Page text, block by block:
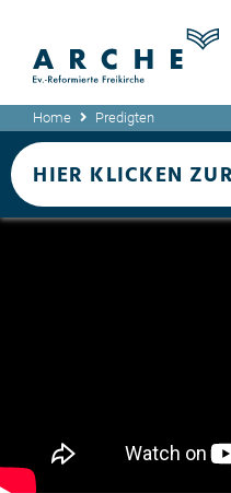
Home Predigten
HIER KLICKEN